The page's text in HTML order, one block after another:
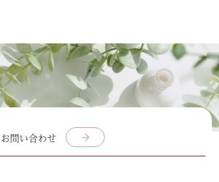
お問い合わせ